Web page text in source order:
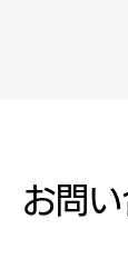
お問